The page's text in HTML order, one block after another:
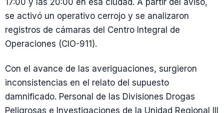
17:00 y las 20:00 en esa ciudad. A partir del aviso,
se activó un operativo cerrojo y se analizaron
registros de cámaras del Centro Integral de
Operaciones (CIO-911).
Con el avance de las averiguaciones, surgieron
inconsistencias en el relato del supuesto
damnificado. Personal de las Divisiones Drogas
Peligrosas e Investigaciones de la Unidad Regional III